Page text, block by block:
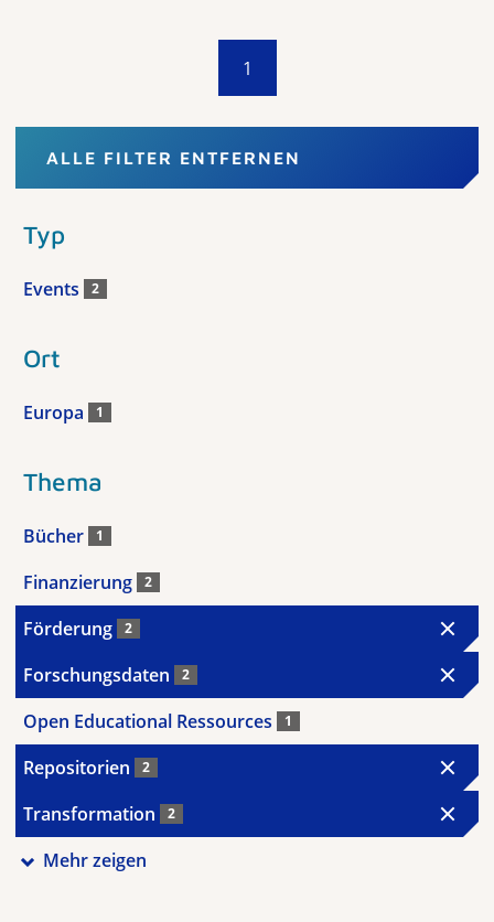
1
ALLE FILTER ENTFERNEN
Typ
Events 2
Ort
Europa 1
Thema
Bücher 1
Finanzierung 2
Förderung 2
Forschungsdaten 2
Open Educational Ressources 1
Repositorien 2
Transformation 2
Mehr zeigen